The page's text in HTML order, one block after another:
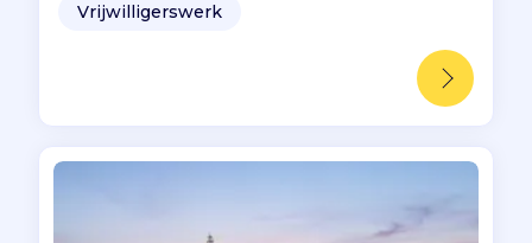
Vrijwilligerswerk